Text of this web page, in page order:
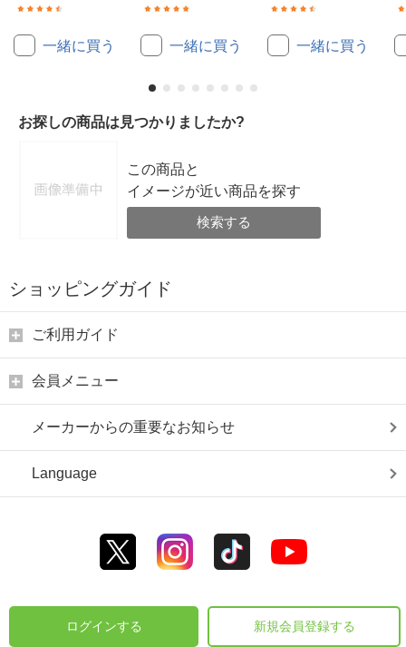
一緒に買う 一緒に買う 一緒に買う
お探しの商品は見つかりましたか?
この商品と
イメージが近い商品を探す
検索する
ショッピングガイド
ご利用ガイド
会員メニュー
メーカーからの重要なお知らせ
Language
ログインする 新規会員登録する